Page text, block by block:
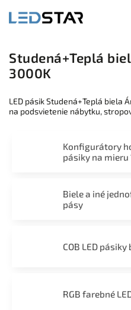
Studená+Teplá
3000K
LED pásik Studená+Teplá biela
na podsvietenie nábytku,
Konfigurátory
pásiky na mieru
Biele a iné
pásy
COB LED
RGB farebné